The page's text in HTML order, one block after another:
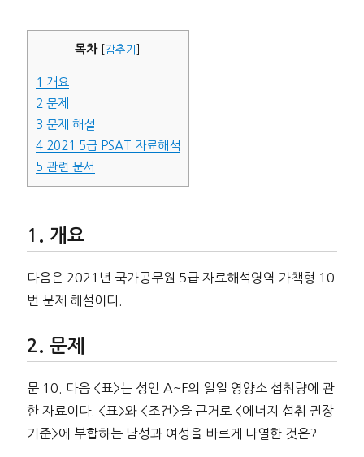
목차 감추기
1 개요
2 문제
3 문제 해설
42021 5급 PSAT 자료해석
5 관련 문서
개요
다음은 2021년 국가공무원 5급 자료해석영역 가책형 10
번 문제 해설이다.
문제
문 10. 다음 <표>는 성인 A~F의 일일 영양소 섭취량에 관
한 자료이다. <표>와 <조건>을 근거로 <에너지 섭취 권장
기준>에 부합하는 남성과 여성을 바르게 나열한 것은?